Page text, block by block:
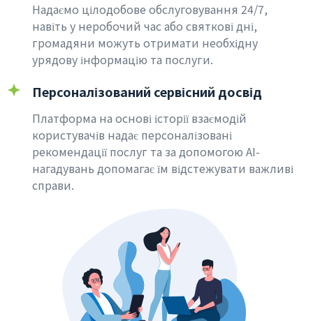
Надаємо цілодобове обслуговування 24/7,
навіть у неробочий час або святкові дні,
громадяни можуть отримати необхідну
урядову інформацію та послуги.
Персоналізований сервісний досвід
Платформа на основі історії взаємодій
користувачів надає персоналізовані
рекомендації послуг та за допомогою AI-
нагадувань допомагає їм відстежувати важливі
справи.